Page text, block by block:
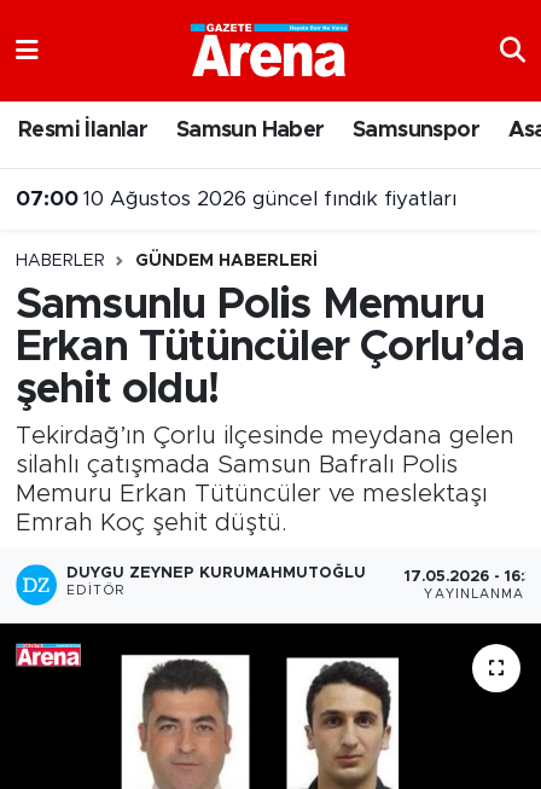
Resmi İlanlar Samsun Haber Samsunspor
07:00 10 Ağustos 2026 güncel fındık fiyatları
HABERLER GÜNDEM HABERLERI
Samsunlu Polis Memuru
Erkan Tütüncüler Çorlu’da
şehit oldu!
Tekirdağ’ın Çorlu ilçesinde meydana gelen
silahlı çatışmada Samsun Bafralı Polis
Memuru Erkan Tütüncüler ve meslektaşı
Emrah Koç şehit düştü.
DUYGU ZEYNEP KURUMAHMUTOĞLU
EDITÖR
17.05.2026 -
YAYINLANMA
Samsun Namaz Vakitleri
Süper Lig Puan Durumu ve Fikstür
Tüm Manşetler
Son Dakika Haberleri
Haber Arşivi